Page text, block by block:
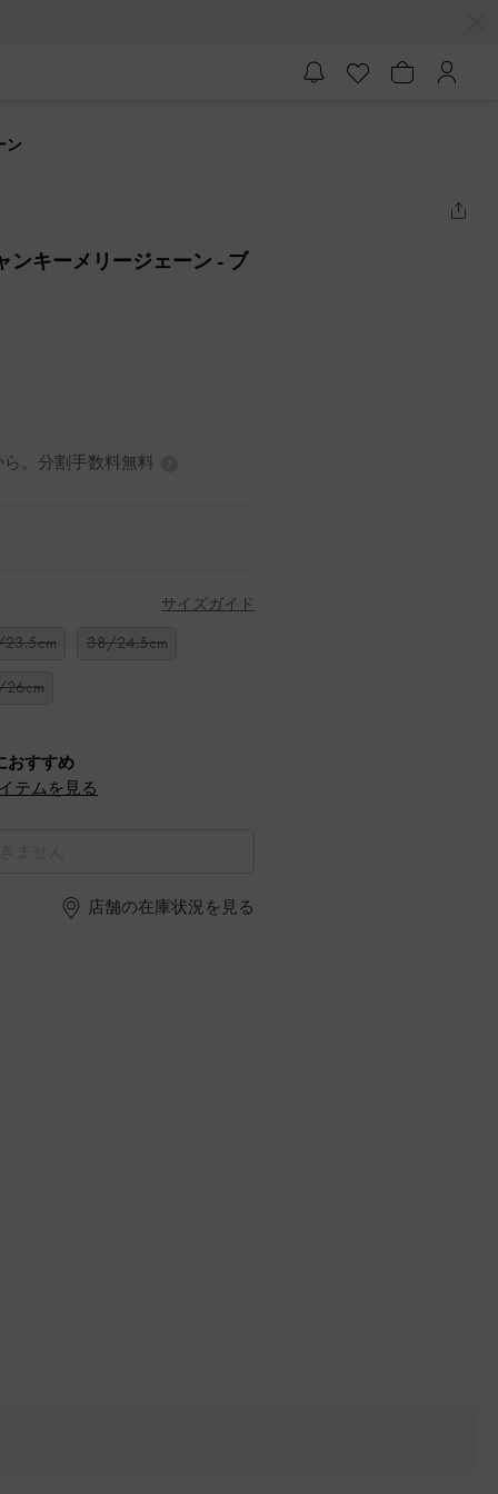
ン
ンキーメリージェーン - ブ
。分割手数料無料
サイズガイド
38/24.5cm
おすすめ
テムを見る
店舗の在庫状況を見る